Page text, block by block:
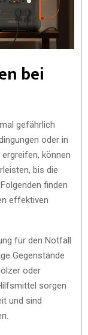
bei
gefährlich
oder in
können
bis die
finden
effektiven
für den Notfall
Gegenstände
oder
sorgen
und sind